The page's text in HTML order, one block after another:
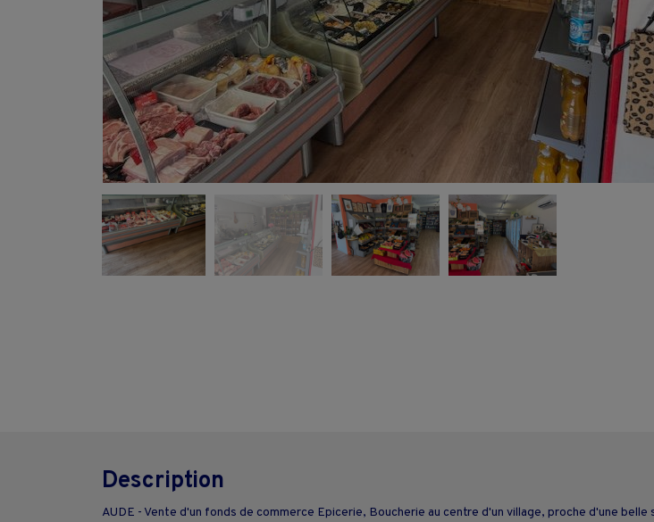
Description
AUDE - Vente d'un fonds de commerce Epicerie, Boucherie au centre d'un village, proche d'une